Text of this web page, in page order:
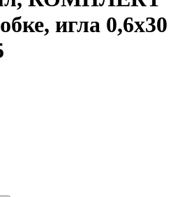
игла 0,6х30